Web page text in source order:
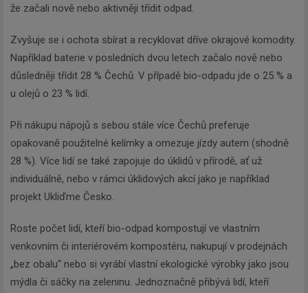
že začali nově nebo aktivněji třídit odpad.
Zvyšuje se i ochota sbírat a recyklovat dříve okrajové komodity.
Například baterie v posledních dvou letech začalo nově nebo
důsledněji třídit 28 % Čechů. V případě bio-odpadu jde o 25 % a
u olejů o 23 % lidí.
Při nákupu nápojů s sebou stále více Čechů preferuje
opakovaně použitelné kelímky a omezuje jízdy autem (shodně
28 %). Více lidí se také zapojuje do úklidů v přírodě, ať už
individuálně, nebo v rámci úklidových akcí jako je například
projekt Ukliďme Česko.
Roste počet lidí, kteří bio-odpad kompostují ve vlastním
venkovním či interiérovém kompostéru, nakupují v prodejnách
„bez obalu“ nebo si vyrábí vlastní ekologické výrobky jako jsou
mýdla či sáčky na zeleninu. Jednoznačně přibývá lidí, kteří